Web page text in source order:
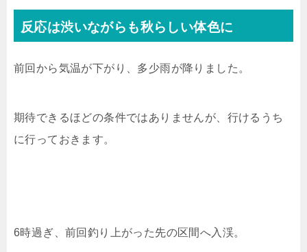
反応は渋いながらも秋らしい体色に
前回から気温が下がり、多少雨が降りました。
期待できるほどの条件ではありませんが、行けるうち
に行っておきます。
6時過ぎ、前回釣り上がった先の区間へ入渓。